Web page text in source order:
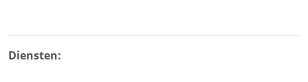
Diensten: